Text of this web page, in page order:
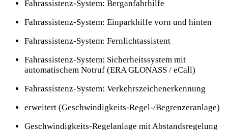
Fahrassistenz-System: Berganfahrhilfe
Fahrassistenz-System: Einparkhilfe vorn und hinten
Fahrassistenz-System: Fernlichtassistent
Fahrassistenz-System: Sicherheitssystem mit
automatischem Notruf (ERA GLONASS / eCall)
Fahrassistenz-System: Verkehrszeichenerkennung
erweitert (Geschwindigkeits-Regel-/Begrenzeranlage)
Geschwindigkeits-Regelanlage mit Abstandsregelung